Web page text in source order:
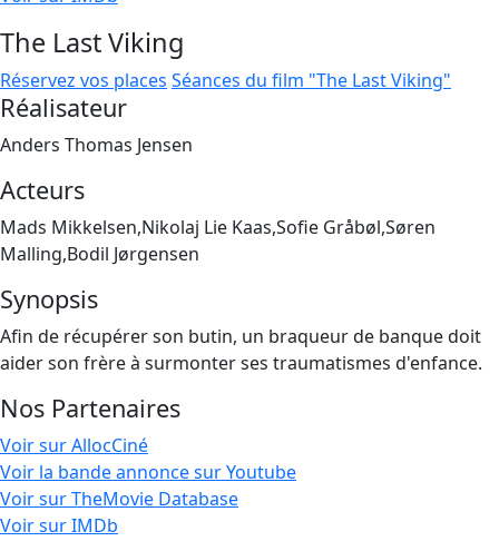
The Last Viking
Réservez vos places Séances du film "The Last Viking"
Réalisateur
Anders Thomas Jensen
Acteurs
Mads Mikkelsen,Nikolaj Lie Kaas,Sofie Gråbøl,Søren
Malling,Bodil Jørgensen
Synopsis
Afin de récupérer son butin, un braqueur de banque doit
aider son frère à surmonter ses traumatismes d'enfance.
Nos Partenaires
Voir sur AllocCiné
Voir la bande annonce sur Youtube
Voir sur TheMovie Database
Voir sur IMDb